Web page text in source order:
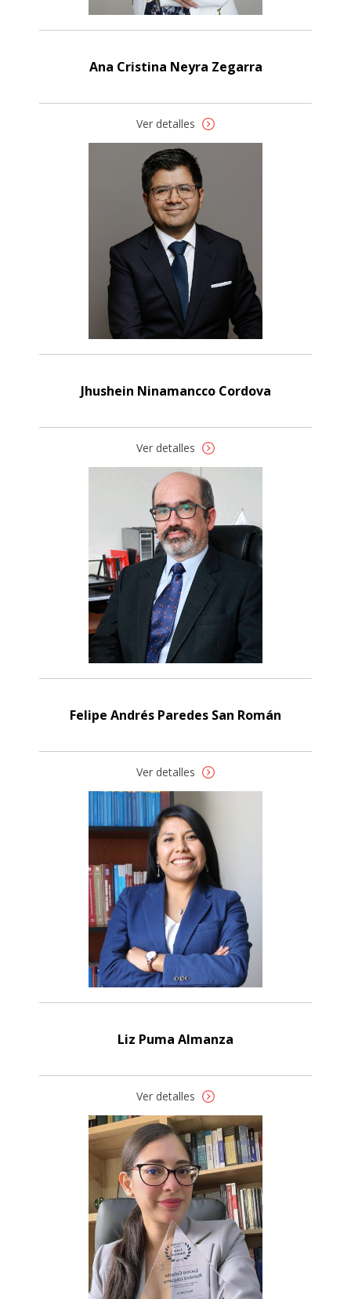
Ana Cristina Neyra Zegarra
Ver detalles
Jhushein Ninamancco Cordova
Ver detalles
Felipe Andrés Paredes San Román
Ver detalles
Liz Puma Almanza
Ver detalles